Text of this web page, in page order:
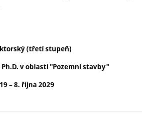
(třetí stupeň)
Ph.D. v oblasti "Pozemní stavby"
–8. října 2029